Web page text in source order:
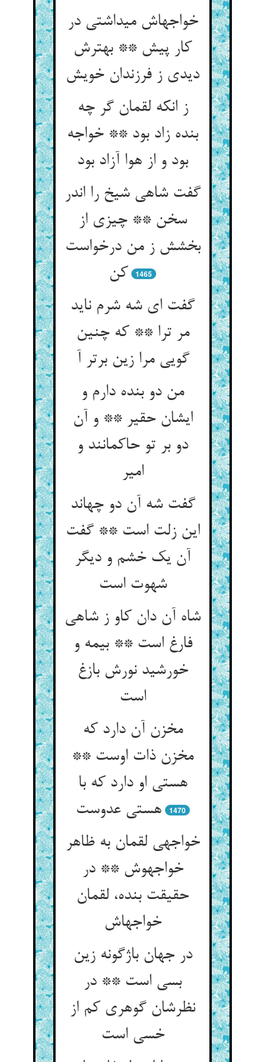
خواجه‏اش می‏داشتی در
کار پیش ** بهترش
دیدی ز فرزندان خویش‏
ز انکه لقمان گر چه
بنده زاد بود ** خواجه
بود و از هوا آزاد بود
گفت شاهی شیخ را اندر
سخن ** چیزی از
بخشش ز من درخواست
کن‏
1465
گفت ای شه شرم ناید
مر ترا ** که چنین
گویی مرا زین برتر آ
من دو بنده دارم و
ایشان حقیر ** و آن
دو بر تو حاکمانند و
امیر
گفت شه آن دو چه‏اند
این زلت است ** گفت
آن یک خشم و دیگر
شهوت است‏
شاه آن دان کاو ز شاهی
فارغ است ** بی‏مه و
خورشید نورش بازغ
است‏
مخزن آن دارد که
مخزن ذات اوست **
هستی او دارد که با
هستی عدوست‏
1470
خواجه‏ی لقمان به ظاهر
خواجه‏وش ** در
حقیقت بنده، لقمان
خواجه‏اش‏
در جهان باژگونه زین
بسی است ** در
نظرشان گوهری کم از
خسی است‏